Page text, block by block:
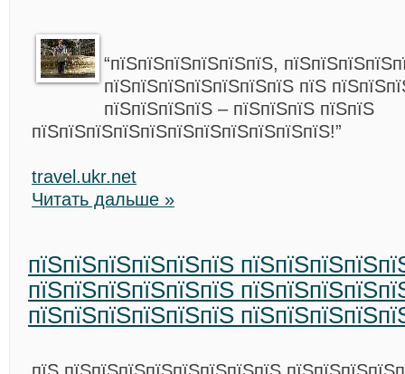
“пїЅпїЅпїЅпїЅпїЅпїЅ,
пїЅпїЅпїЅпїЅпїЅпїЅпїЅ пїЅ
пїЅпїЅпїЅпїЅ – пїЅпїЅпїЅ пїЅпїЅ
пїЅпїЅпїЅпїЅпїЅпїЅпїЅпїЅпїЅпїЅпїЅ!”
travel.ukr.net
Читать дальше »
пїЅпїЅпїЅпїЅпїЅпїЅ
пїЅпїЅпїЅпїЅпїЅпїЅ
пїЅпїЅпїЅпїЅпїЅпїЅ